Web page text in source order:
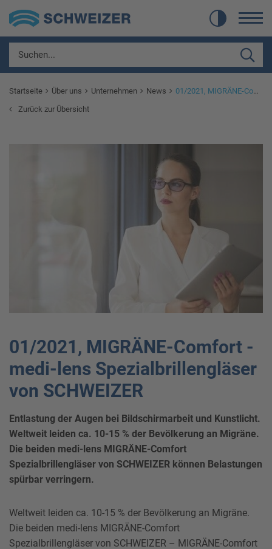
Startseite Über uns Unternehmen News
01/2021, MIGRÄNE-Comfort - medi-lens Spezialbrillengläser von SCHWEIZER
Zurück zur Übersicht
01/2021, MIGRÄNE-Comfort -
medi-lens Spezialbrillengläser
von SCHWEIZER
Entlastung der Augen bei Bildschirmarbeit und Kunstlicht.
Weltweit leiden ca. 10-15 % der Bevölkerung an Migräne.
Die beiden medi-lens MIGRÄNE-Comfort
Spezialbrillengläser von SCHWEIZER können Belastungen
spürbar verringern.
Weltweit leiden ca. 10-15 % der Bevölkerung an Migräne.
Die beiden medi-lens MIGRÄNE-Comfort
Spezialbrillengläser von SCHWEIZER – MIGRÄNE-Comfort